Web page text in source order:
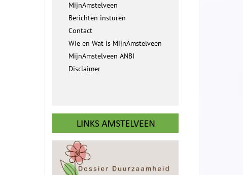
MijnAmstelveen
Berichten insturen
Contact
Wie en Wat is MijnAmstelveen
MijnAmstelveen ANBI
Disclaimer